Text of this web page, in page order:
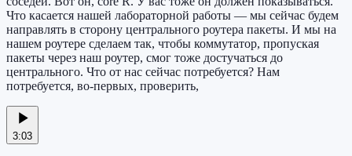
Что касается нашей лабораторной работы — мы сейчас будем
направлять в сторону центрального роутера пакеты. И мы на
нашем роутере сделаем так, чтобы коммутатор, пропуская
пакеты через наш роутер, смог тоже достучаться до
центрального. Что от нас сейчас потребуется? Нам
потребуется, во-первых, проверить,
3:03